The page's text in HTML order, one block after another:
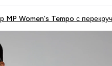
MP Women's Tempo с